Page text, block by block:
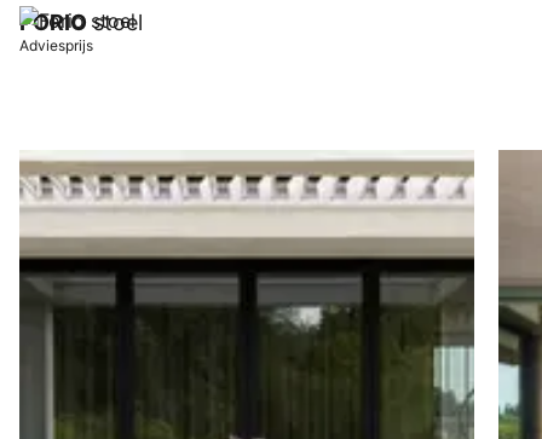
FORIOstoel
Adviesprijs